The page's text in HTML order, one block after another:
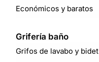
Económicos y baratos
Grifería baño
Grifos de lavabo y bidet